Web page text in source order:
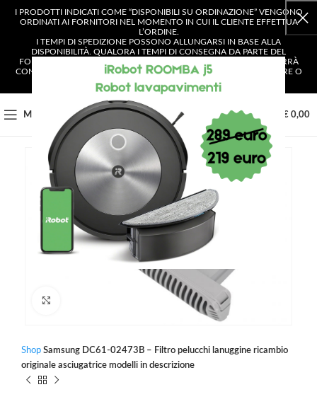
I PRODOTTI INDICATI COME “DISPONIBILI SU ORDINAZIONE” VENGONO
ORDINATI AI FORNITORI NEL MOMENTO IN CUI IL CLIENTE EFFETTUA
L’ORDINE.
I TEMPI DI SPEDIZIONE POSSONO ALLUNGARSI IN BASE ALLA
DISPONIBILITÀ. QUALORA I TEMPI DI CONSEGNA DA PARTE DEL
FORNITORE SUPERASSERO I 4 GIORNI LAVORATIVI, IL CLIENTE VERRÀ
CONTATTATO E AVRÀ LA POSSIBILITÀ DI SCEGLIERE SE CONFERMARE O
ANNULLARE L’ORDINE.
MENU € 0,00
Shop Samsung DC61-02473B – Filtro pelucchi lanuggine ricambio
originale asciugatrice modelli in descrizione